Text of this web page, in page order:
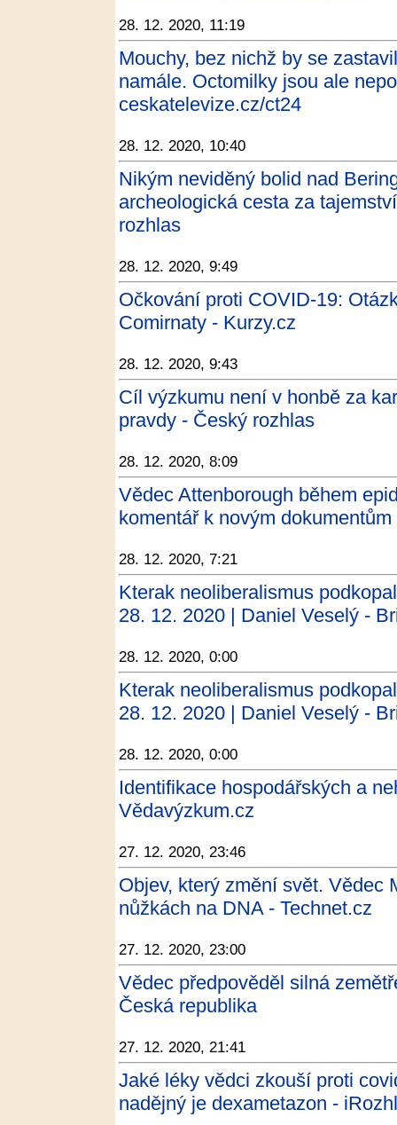
28. 12. 2020, 11:19
Mouchy, bez nichž by se
namále. Octomilky jsou ale
ceskatelevize.cz/ct24
28. 12. 2020, 10:40
Nikým neviděný bolid nad
archeologická cesta za
rozhlas
28. 12. 2020, 9:49
Očkování proti COVID-19:
Comirnaty - Kurzy.cz
28. 12. 2020, 9:43
Cíl výzkumu není v honbě za
pravdy - Český rozhlas
28. 12. 2020, 8:09
Vědec Attenborough během
komentář k novým
28. 12. 2020, 7:21
Kterak neoliberalismus
28. 12. 2020 | Daniel Veselý -
28. 12. 2020, 0:00
Kterak neoliberalismus
28. 12. 2020 | Daniel Veselý -
28. 12. 2020, 0:00
Identifikace hospodářských a
Vědavýzkum.cz
27. 12. 2020, 23:46
Objev, který změní svět. Vědec
nůžkách na DNA - Technet.cz
27. 12. 2020, 23:00
Vědec předpověděl silná
Česká republika
27. 12. 2020, 21:41
Jaké léky vědci zkouší proti
nadějný je dexametazon -